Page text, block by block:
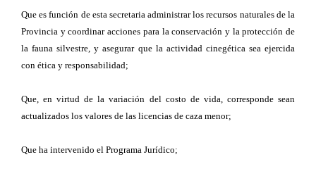
Que es función de esta secretaria administrar los recursos naturales de la
Provincia y coordinar acciones para la conservación y la protección de
la fauna silvestre, y asegurar que la actividad cinegética sea ejercida
con ética y responsabilidad;
Que, en virtud de la variación del costo de vida, corresponde sean
actualizados los valores de las licencias de caza menor;
Que ha intervenido el Programa Jurídico;